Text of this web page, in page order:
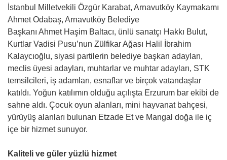
İstanbul Milletvekili Özgür Karabat, Arnavutköy Kaymakamı
Ahmet Odabaş, Arnavutköy Belediye
Başkanı Ahmet Haşim Baltacı, ünlü sanatçı Hakkı Bulut,
Kurtlar Vadisi Pusu’nun Zülfikar Ağası Halil İbrahim
Kalaycıoğlu, siyasi partilerin belediye başkan adayları,
meclis üyesi adayları, muhtarlar ve muhtar adayları, STK
temsilcileri, iş adamları, esnaflar ve birçok vatandaşlar
katıldı. Yoğun katılımın olduğu açılışta Erzurum bar ekibi de
sahne aldı. Çocuk oyun alanları, mini hayvanat bahçesi,
yürüyüş alanları bulunan Etzade Et ve Mangal doğa ile iç
içe bir hizmet sunuyor.
Kaliteli ve güler yüzlü hizmet